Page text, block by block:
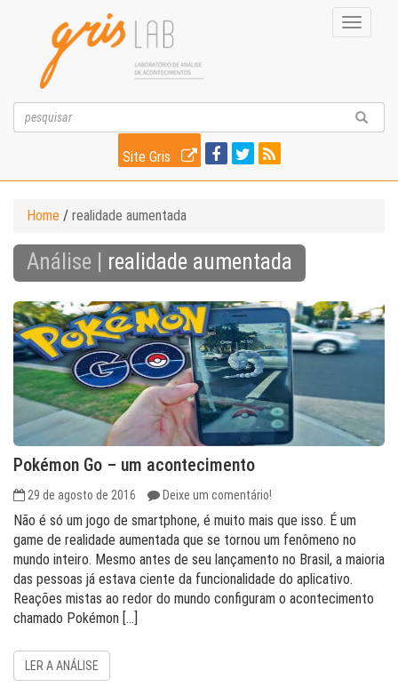
Toggle
Site Gris
Home / realidade aumentada
Análise | realidade aumentada
Pokémon Go – um acontecimento
29 de agosto de 2016 Deixe um comentário!
Não é só um jogo de smartphone, é muito mais que isso. É um
game de realidade aumentada que se tornou um fenômeno no
mundo inteiro. Mesmo antes de seu lançamento no Brasil, a maioria
das pessoas já estava ciente da funcionalidade do aplicativo.
Reações mistas ao redor do mundo configuram o acontecimento
chamado Pokémon […]
LER A ANÁLISE